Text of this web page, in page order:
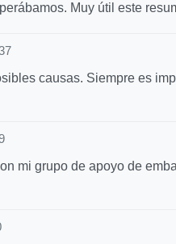
Muy útil este
causas. Siempre es
mi grupo de apoyo de